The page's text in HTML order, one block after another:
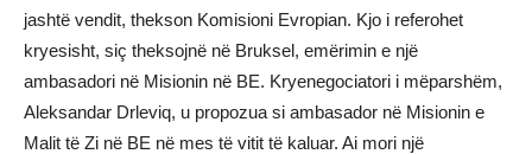
jashtë vendit, thekson Komisioni Evropian. Kjo i referohet
kryesisht, siç theksojnë në Bruksel, emërimin e një
ambasadori në Misionin në BE. Kryenegociatori i mëparshëm,
Aleksandar Drleviq, u propozua si ambasador në Misionin e
Malit të Zi në BE në mes të vitit të kaluar. Ai mori një